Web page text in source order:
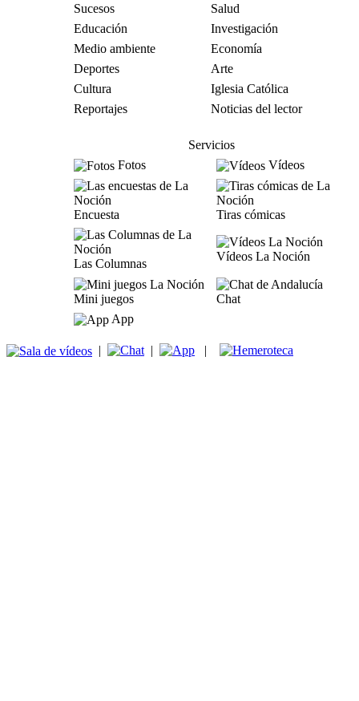
Sucesos
Salud
Educación
Investigación
Medio ambiente
Economía
Deportes
Arte
Cultura
Iglesia Católica
Reportajes
Noticias del lector
Servicios
Fotos
Vídeos
Encuesta Tiras cómicas
Las Columnas
Vídeos La Noción
Mini juegos
Chat
App
| | |